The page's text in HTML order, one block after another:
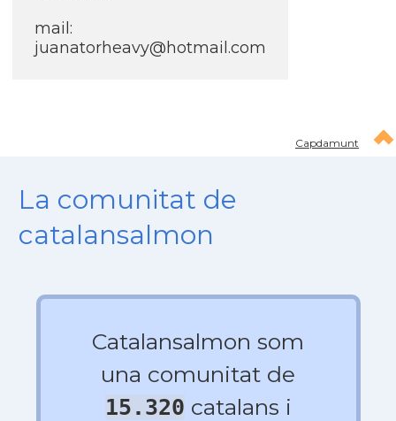
mail:
juanatorheavy@hotmail.com
Capdamunt
La comunitat de
catalansalmon
Catalansalmon som
una comunitat de
15.320 catalans i